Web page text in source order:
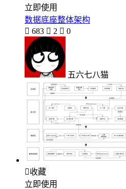
立即使用
数据底座整体架构
 683  2  0
五六七八猫
收藏
立即使用